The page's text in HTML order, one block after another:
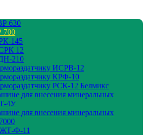
630
700
145
12
210
ИСРВ-12
КРФ-10
РСК-12 Белмикс
для внесения минеральных
4У
для внесения минеральных
Ф-11